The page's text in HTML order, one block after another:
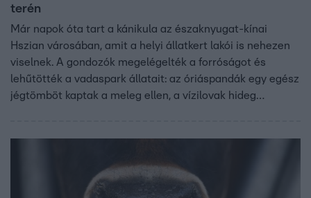
terén
Már napok óta tart a kánikula az északnyugat-kínai
Hszian városában, amit a helyi állatkert lakói is nehezen
viselnek. A gondozók megelégelték a forróságot és
lehűtötték a vadaspark állatait: az óriáspandák egy egész
jégtömböt kaptak a meleg ellen, a vízilovak hideg